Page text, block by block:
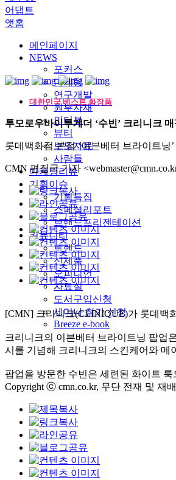
어댑트
앳홈
메인페이지
NEWS
포커스
마케팅
연구개발
원부자재
인터뷰
뷰티
보도자료
사람들
마케팅리뷰
기획이슈
기획특집
스페셜리포트
브랜드프리젠테이션
커뮤니티
트렌드
신제품
오피니언
자료실
도서구입신청
세미나 참가 신청
Breeze e-book
대한민국 베스트 화장품
투모로우바이투게더 ‘수빈’ 크리니크
롯데백화점 본점 ‘이븐베터 브라이트닝
CMN 편집국 기자
[CMN] 크리니크(CLINIQUE)가 롯데백
크리니크의 이븐베터 브라이트닝 팝업
시를 기념해 크리니크의 스킨케어와 메
팝업을 방문한 수빈은 세련된 화이트
Copyright ⓒ cmn.co.kr, 무단 전재 및 재